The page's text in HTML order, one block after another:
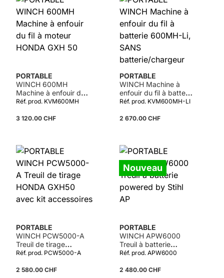
PORTABLE
WINCH 600MH
Machine à enfouir du
fil à moteur HONDA
Réf. prod. KVM600MH
3 120.00 CHF
PORTABLE
WINCH Machine à
enfouir du fil à batterie
600MH-Li, SANS
Réf. prod. KVM600MH-LI
2 670.00 CHF
PORTABLE
WINCH PCW5000-A
Treuil de tirage
HONDA GXH50 avec
Réf. prod. PCW5000-A
2 580.00 CHF
Nouveau
PORTABLE
WINCH APW6000
Treuil à batterie
powered by Stihl AP
Réf. prod. APW6000
2 480.00 CHF